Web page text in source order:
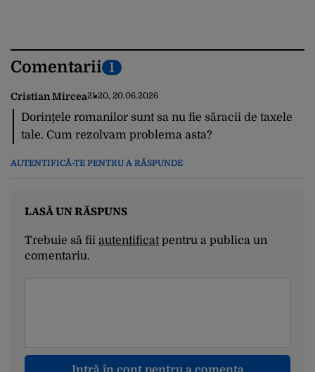
Comentarii 1
Cristian Mircea21:20, 20.06.2026
Dorințele romanilor sunt sa nu fie săracii de taxele
tale. Cum rezolvam problema asta?
AUTENTIFICĂ-TE PENTRU A RĂSPUNDE
LASĂ UN RĂSPUNS
Trebuie să fii autentificatpentru a publica un
comentariu.